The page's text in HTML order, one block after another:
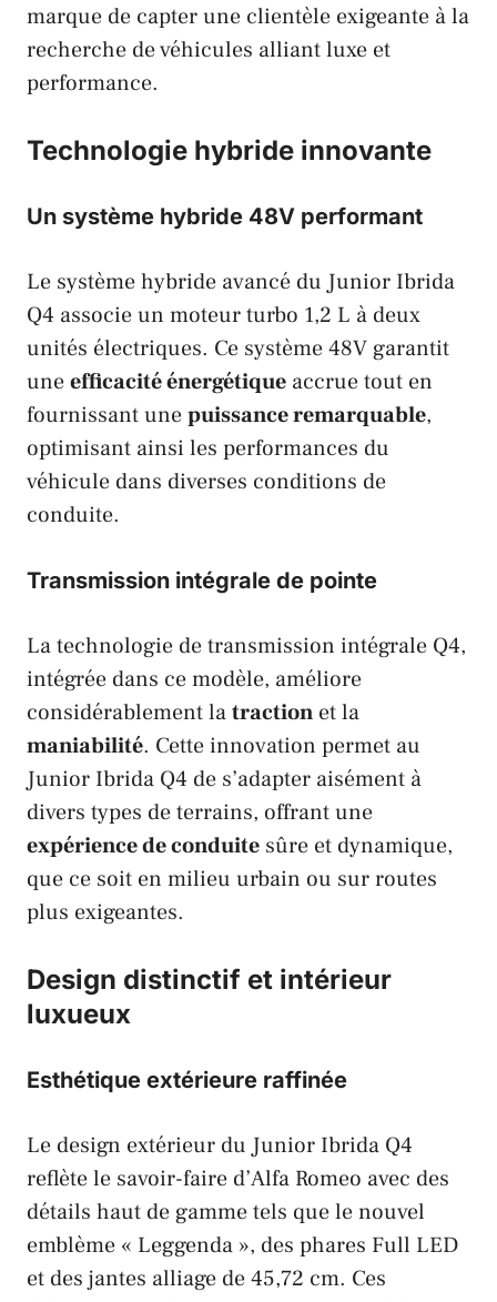
marque de capter une clientèle exigeante à la
recherche de véhicules alliant luxe et
performance.
Technologie hybride innovante
Un système hybride 48V performant
Le système hybride avancé du Junior Ibrida
Q4 associe un moteur turbo 1,2 L à deux
unités électriques. Ce système 48V garantit
uneefficacité énergétique accrue tout en
fournissant unepuissance remarquable,
optimisant ainsi les performances du
véhicule dans diverses conditions de
conduite.
Transmission intégrale de pointe
La technologie de transmission intégrale Q4,
intégrée dans ce modèle, améliore
considérablement latraction et la
maniabilité. Cette innovation permet au
Junior Ibrida Q4 de s’adapter aisément à
divers types de terrains, offrant une
expérience de conduite sûre et dynamique,
que ce soit en milieu urbain ou sur routes
plus exigeantes.
Design distinctif et intérieur
luxueux
Esthétique extérieure raffinée
Le design extérieur du Junior Ibrida Q4
reflète le savoir-faire d’Alfa Romeo avec des
détails haut de gamme tels que le nouvel
emblème « Leggenda », des phares Full LED
et des jantes alliage de 45,72 cm. Ces